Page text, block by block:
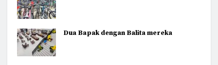
Dua Bapak dengan Balita mereka